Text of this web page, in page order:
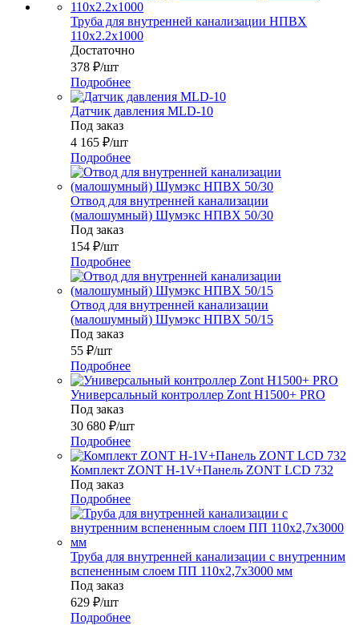
Труба для внутренней канализации НПВХ
110x2.2х1000
Достаточно
378 ₽/шт
Подробнее
Датчик давления MLD-10
Под заказ
4 165 ₽/шт
Подробнее
Отвод для внутренней канализации
(малошумный) Шумэкс НПВХ 50/30
Под заказ
154 ₽/шт
Подробнее
Отвод для внутренней канализации
(малошумный) Шумэкс НПВХ 50/15
Под заказ
55 ₽/шт
Подробнее
Универсальный контроллер Zont H1500+ PRO
Под заказ
30 680 ₽/шт
Подробнее
Комплект ZONT H-1V+Панель ZONT LCD 732
Под заказ
Подробнее
Труба для внутренней канализации с внутренним
вспененным слоем ПП 110x2,7x3000 мм
Под заказ
629 ₽/шт
Подробнее